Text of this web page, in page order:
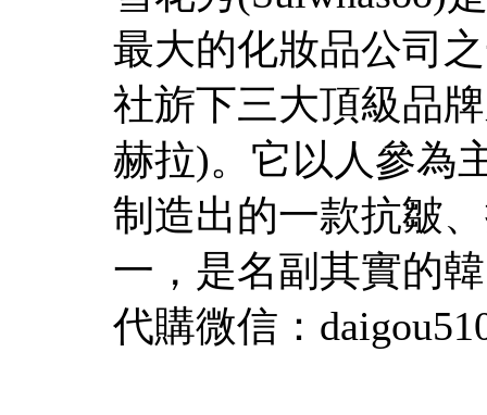
最大的化妝品公司
社旂下三大頂級品
赫拉)。它以人參為
制造出的一款抗皺
一，是名副其實的
代購微信：